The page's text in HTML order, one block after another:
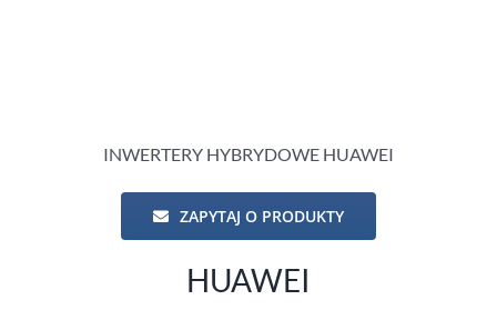
INWERTERY HYBRYDOWE HUAWEI
ZAPYTAJ O PRODUKTY
HUAWEI